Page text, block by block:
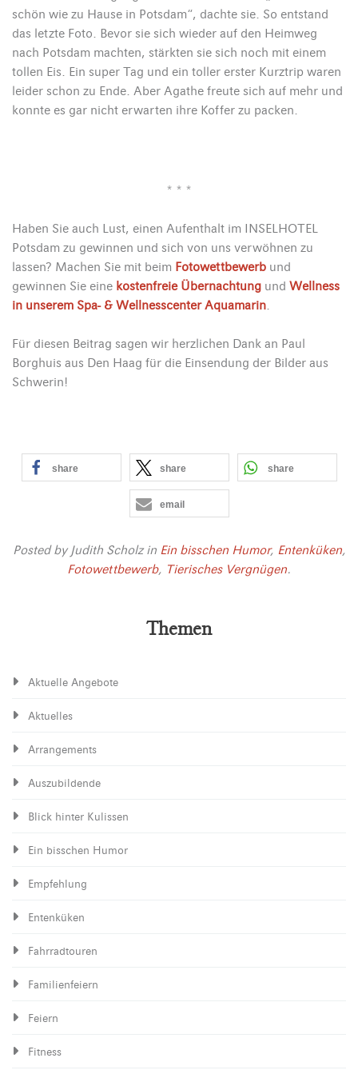
schön wie zu Hause in Potsdam“, dachte sie. So entstand
das letzte Foto. Bevor sie sich wieder auf den Heimweg
nach Potsdam machten, stärkten sie sich noch mit einem
tollen Eis. Ein super Tag und ein toller erster Kurztrip waren
leider schon zu Ende. Aber Agathe freute sich auf mehr und
konnte es gar nicht erwarten ihre Koffer zu packen.
* * *
Haben Sie auch Lust, einen Aufenthalt im INSELHOTEL
Potsdam zu gewinnen und sich von uns verwöhnen zu
lassen? Machen Sie mit beim Fotowettbewerb und
gewinnen Sie eine kostenfreie Übernachtung und Wellness
in unserem Spa- & Wellnesscenter Aquamarin.
Für diesen Beitrag sagen wir herzlichen Dank an Paul
Borghuis aus Den Haag für die Einsendung der Bilder aus
Schwerin!
share share share
email
Posted by Judith Scholzin Ein bisschen Humor, Entenküken,
Fotowettbewerb, Tierisches Vergnügen.
Themen
Aktuelle Angebote
Aktuelles
Arrangements
Auszubildende
Blick hinter Kulissen
Ein bisschen Humor
Empfehlung
Entenküken
Fahrradtouren
Familienfeiern
Feiern
Fitness